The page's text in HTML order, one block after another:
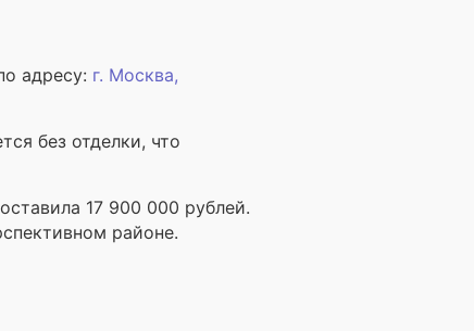
адресу: г. Москва,
без отделки, что
17 900 000 рублей.
районе.